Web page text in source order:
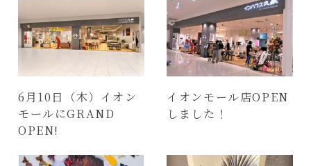
6月10日（木）イオン
モールにGRAND
OPEN!
イオンモール店OPEN
しました！